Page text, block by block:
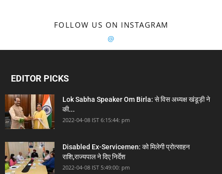
FOLLOW US ON INSTAGRAM
@
EDITOR PICKS
Lok Sabha Speaker Om Birla: से विस अध्यक्ष खंडूड़ी ने
की...
2022-04-08 IST 6:15:44: pm
Disabled Ex-Servicemen: को मिलेगी प्रोत्साहन
राशि,राज्यपाल ने दिए निर्देश
2022-04-08 IST 5:49:00: pm